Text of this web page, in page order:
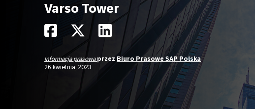
Varso Tower
Informacja prasowa przez Biuro Prasowe SAP Polska
26 kwietnia, 2023